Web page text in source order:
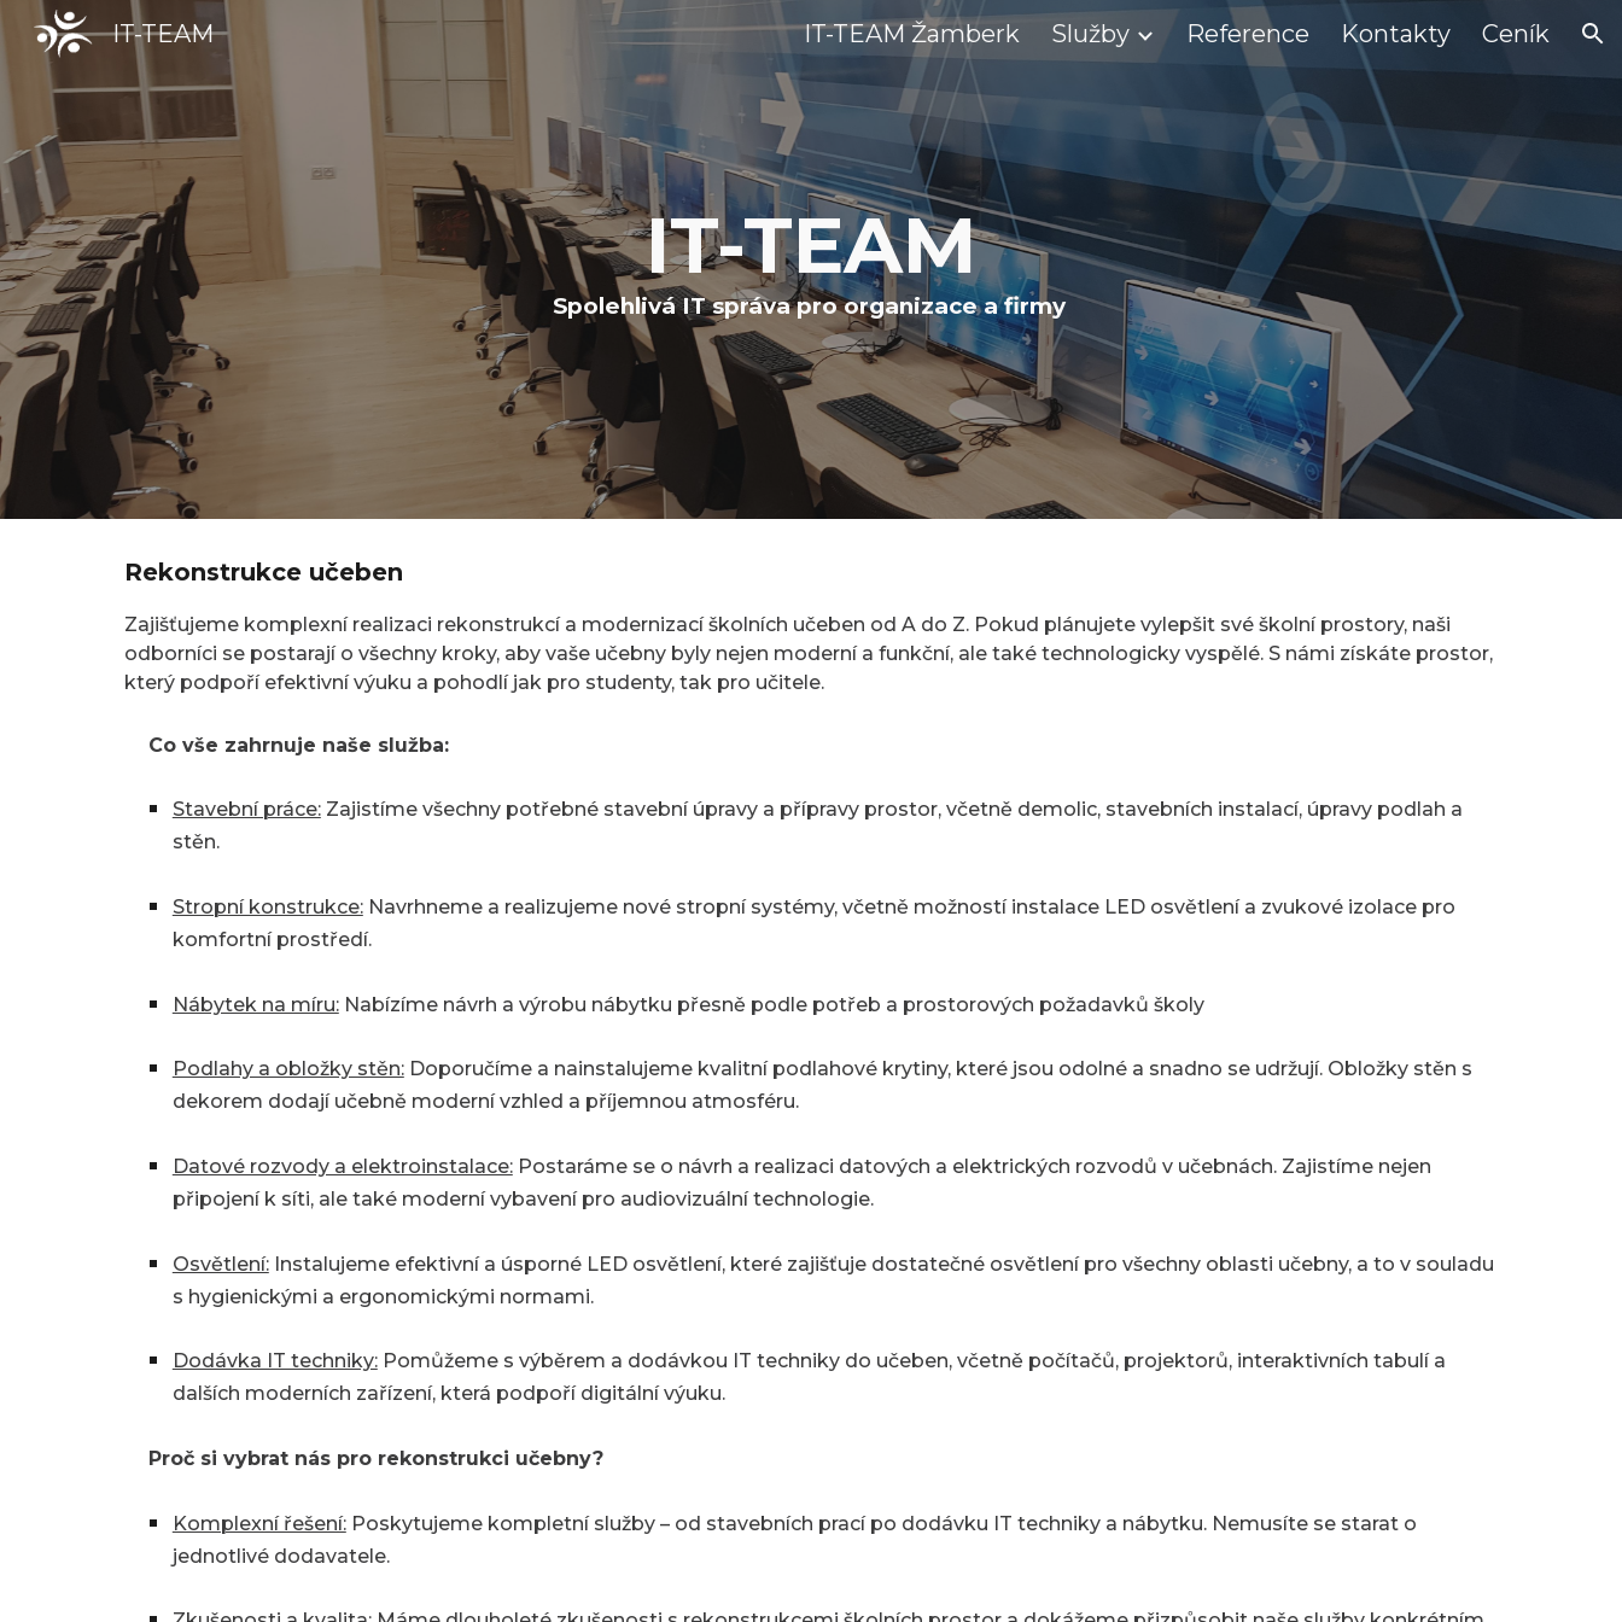
Skip to main content Skip to navigation
IT-TEAM IT-TEAM Žamberk Služby Reference Kontakty Ceník
IT-TEAM
Spolehlivá IT správa pro organizace a firmy
Rekonstrukce učeben
Zajišťujeme komplexní realizaci rekonstrukcí a modernizací školních učeben od A do Z. Pokud plánujete vylepšit své školní prostory, naši
odborníci se postarají o všechny kroky, aby vaše učebny byly nejen moderní a funkční, ale také technologicky vyspělé. S námi získáte prostor,
který podpoří efektivní výuku a pohodlí jak pro studenty, tak pro učitele.
Co vše zahrnuje naše služba:
Stavební práce:Zajistíme všechny potřebné stavební úpravy a přípravy prostor, včetně demolic, stavebních instalací, úpravy podlah a
stěn.
Stropní konstrukce:Navrhneme a realizujeme nové stropní systémy, včetně možností instalace LED osvětlení a zvukové izolace pro
komfortní prostředí.
Nábytek na míru:Nabízíme návrh a výrobu nábytku přesně podle potřeb a prostorových požadavků školy
Podlahy a obložky stěn:Doporučíme a nainstalujeme kvalitní podlahové krytiny, které jsou odolné a snadno se udržují. Obložky stěn s
dekorem dodají učebně moderní vzhled a příjemnou atmosféru.
Datové rozvody a elektroinstalace:Postaráme se o návrh a realizaci datových a elektrických rozvodů v učebnách. Zajistíme nejen
připojení k síti, ale také moderní vybavení pro audiovizuální technologie.
Osvětlení:Instalujeme efektivní a úsporné LED osvětlení, které zajišťuje dostatečné osvětlení pro všechny oblasti učebny, a to v souladu
s hygienickými a ergonomickými normami.
Dodávka IT techniky:Pomůžeme s výběrem a dodávkou IT techniky do učeben, včetně počítačů, projektorů, interaktivních tabulí a
dalších moderních zařízení, která podpoří digitální výuku.
Proč si vybrat nás pro rekonstrukci učebny?
Komplexní řešení:Poskytujeme kompletní služby – od stavebních prací po dodávku IT techniky a nábytku. Nemusíte se starat o
jednotlivé dodavatele.